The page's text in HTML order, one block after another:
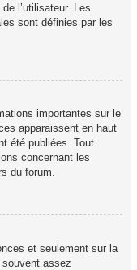
l’utilisateur. Les
sont définies par les
importantes sur le
apparaissent en haut
été publiées. Tout
concernant les
du forum.
et seulement sur la
assez